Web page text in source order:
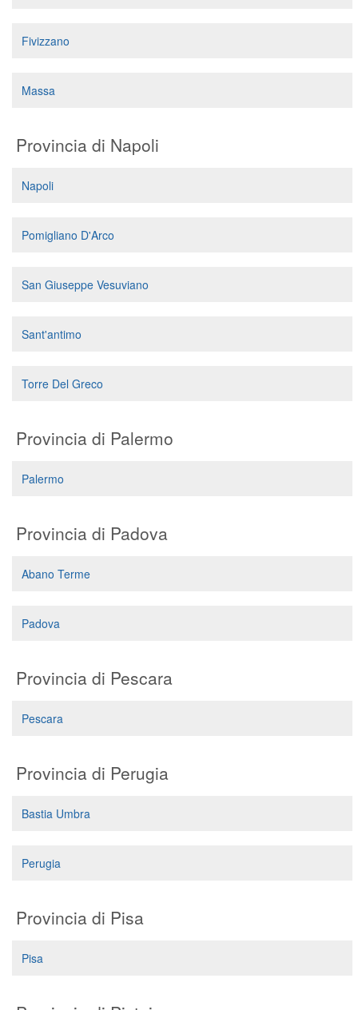
Fivizzano
Massa
Provincia di Napoli
Napoli
Pomigliano D'Arco
San Giuseppe Vesuviano
Sant'antimo
Torre Del Greco
Provincia di Palermo
Palermo
Provincia di Padova
Abano Terme
Padova
Provincia di Pescara
Pescara
Provincia di Perugia
Bastia Umbra
Perugia
Provincia di Pisa
Pisa